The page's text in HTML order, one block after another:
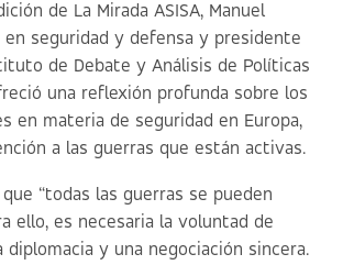
de La Mirada ASISA, Manuel
en seguridad y defensa y presidente
de Debate y Análisis de Políticas
una reflexión profunda sobre los
en materia de seguridad en Europa,
a las guerras que están activas.
“todas las guerras se pueden
ello, es necesaria la voluntad de
diplomacia y una negociación sincera.